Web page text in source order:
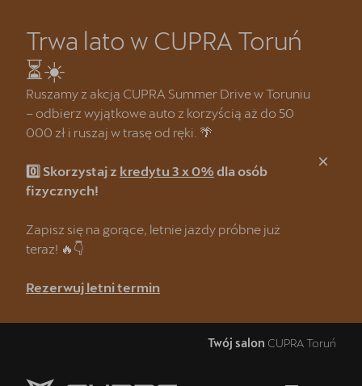
Trwa lato w CUPRA Toruń
⏳☀️
Ruszamy z akcją CUPRA Summer Drive w Toruniu
– odbierz wyjątkowe auto z korzyścią aż do 50
000 zł i ruszaj w trasę od ręki. 🌴
0️⃣ Skorzystaj z kredytu 3 x 0% dla osób
fizycznych!
Zapisz się na gorące, letnie jazdy próbne już
teraz! 🔥👇
Rezerwuj letni termin
Twój salon CUPRA Toruń
Strona główna
Kredyt klasyczny 3 x 0%
CUPRA Formentor e-Hybrid
Wyprzedaż samochodów demonstracyjnych
❗Wyzwanie CUPRA Mastera
Oferta dla Lojalnych Klientów SEAT & CUPRA